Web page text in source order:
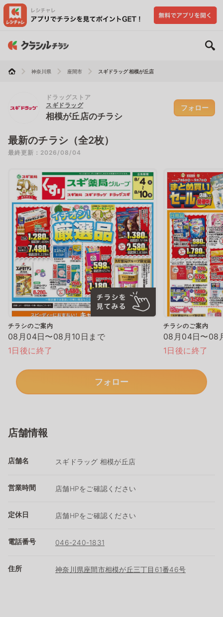
神奈川県 座間市 スギドラッグ 相模が丘店
ドラッグストア
スギドラッグ
相模が丘店のチラシ
フォロー
最新のチラシ（全2枚）
最終更新：2026/08/04
チラシのご案内
08月04日〜08月10日まで
1日後に終了
チラシのご案内
08月04日〜08
1日後に終了
フォロー
店舗情報
店舗名 スギドラッグ 相模が丘店
営業時間 店舗HPをご確認ください
定休日 店舗HPをご確認ください
電話番号 046-240-1831
住所 神奈川県座間市相模が丘三丁目61番46号